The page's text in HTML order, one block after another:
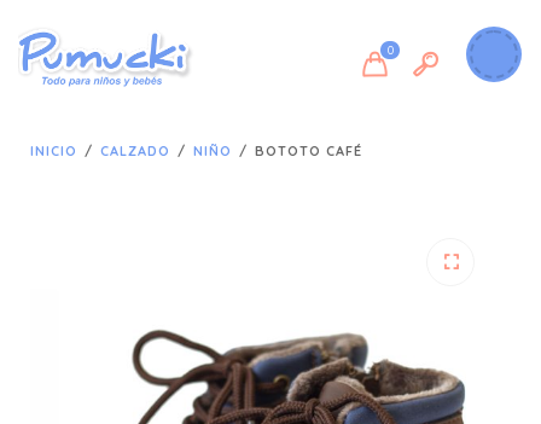
0
INICIO / CALZADO / NIÑO / BOTOTO CAFÉ